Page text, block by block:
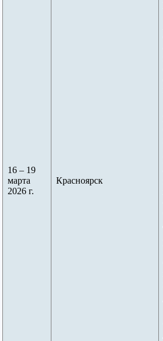
16 – 19
марта
2026 г.
Красноярск